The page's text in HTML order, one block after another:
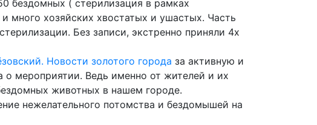
бездомных ( стерилизация в рамках
много хозяйских хвостатых и ушастых. Часть
Без записи, экстренно приняли 4х
Новости золотого города за активную и
мероприятии. Ведь именно от жителей и их
животных в нашем городе.
нежелательного потомства и бездомышей на